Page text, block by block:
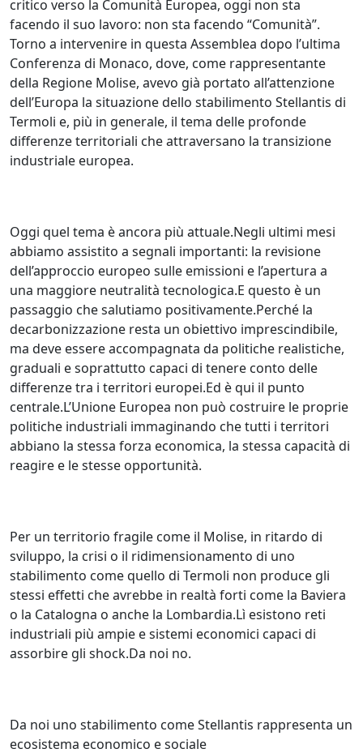
critico verso la Comunità Europea, oggi non sta
facendo il suo lavoro: non sta facendo “Comunità”.
Torno a intervenire in questa Assemblea dopo l’ultima
Conferenza di Monaco, dove, come rappresentante
della Regione Molise, avevo già portato all’attenzione
dell’Europa la situazione dello stabilimento Stellantis di
Termoli e, più in generale, il tema delle profonde
differenze territoriali che attraversano la transizione
industriale europea.
Oggi quel tema è ancora più attuale.Negli ultimi mesi
abbiamo assistito a segnali importanti: la revisione
dell’approccio europeo sulle emissioni e l’apertura a
una maggiore neutralità tecnologica.E questo è un
passaggio che salutiamo positivamente.Perché la
decarbonizzazione resta un obiettivo imprescindibile,
ma deve essere accompagnata da politiche realistiche,
graduali e soprattutto capaci di tenere conto delle
differenze tra i territori europei.Ed è qui il punto
centrale.L’Unione Europea non può costruire le proprie
politiche industriali immaginando che tutti i territori
abbiano la stessa forza economica, la stessa capacità di
reagire e le stesse opportunità.
Per un territorio fragile come il Molise, in ritardo di
sviluppo, la crisi o il ridimensionamento di uno
stabilimento come quello di Termoli non produce gli
stessi effetti che avrebbe in realtà forti come la Baviera
o la Catalogna o anche la Lombardia.Lì esistono reti
industriali più ampie e sistemi economici capaci di
assorbire gli shock.Da noi no.
Da noi uno stabilimento come Stellantis rappresenta un
ecosistema economico e sociale